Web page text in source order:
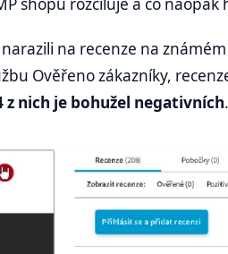
shopu rozčiluje a co
na recenze na
Ověřeno zákazníky,
z nich je bohužel negativních.